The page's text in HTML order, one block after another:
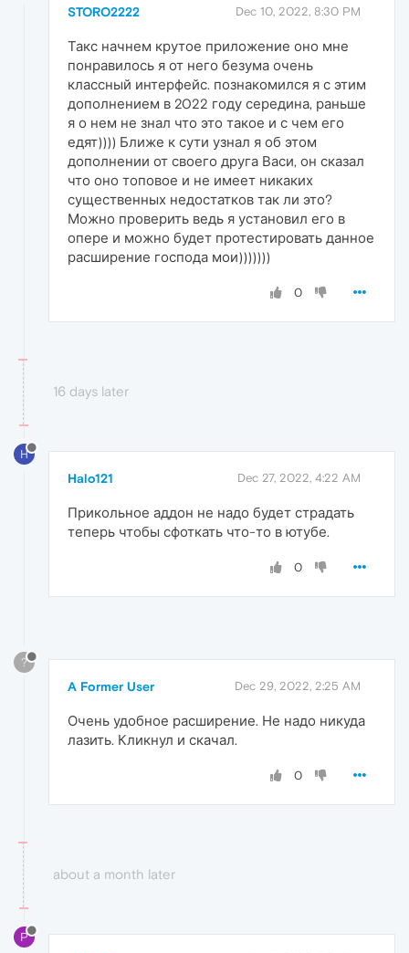
STORO2222 Dec 10, 2022, 8:30 PM
Такс начнем крутое приложение оно мне
понравилось я от него безума очень
классный интерфейс. познакомился я с этим
дополнением в 2022 году середина, раньше
я о нем не знал что это такое и с чем его
едят)))) Ближе к сути узнал я об этом
дополнении от своего друга Васи, он сказал
что оно топовое и не имеет никаких
существенных недостатков так ли это?
Можно проверить ведь я установил его в
опере и можно будет протестировать данное
расширение господа мои)))))))
0
16 days later
H
Halo121 Dec 27, 2022, 4:22 AM
Прикольное аддон не надо будет страдать
теперь чтобы сфоткать что-то в ютубе.
0
?
A Former User Dec 29, 2022, 2:25 AM
Очень удобное расширение. Не надо никуда
лазить. Кликнул и скачал.
0
about a month later
P